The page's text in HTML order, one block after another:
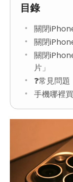
目錄
關閉
關閉
關閉
片」
❓常見問題
手機哪裡